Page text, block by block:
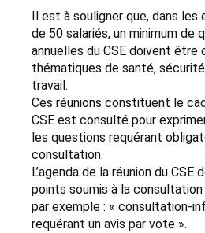
Il est à souligner que, dans
de 50 salariés, un minimum de
annuelles du CSE doivent être
thématiques de santé,
travail.
Ces réunions constituent le
CSE est consulté pour
les questions requérant
consultation.
L’agenda de la réunion du
points soumis à la consultation
par exemple : « consultation-
requérant un avis par vote ».